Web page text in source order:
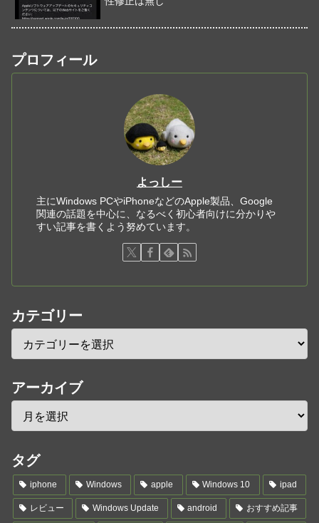
プロフィール
よっしー
主にWindows PCやiPhoneなどのApple製品、Google
関連の話題を中心に、なるべく初心者向けに分かりや
すい記事を書くよう努めています。
カテゴリー
アーカイブ
タグ
iphone Windows apple Windows 10 ipad
レビュー Windows Update android おすすめ記事